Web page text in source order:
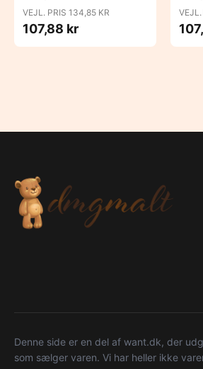
VEJL. PRIS 134,85 KR
107,88 kr
Denne side er en del af want.dk, der
som sælger varen. Vi har heller ikke